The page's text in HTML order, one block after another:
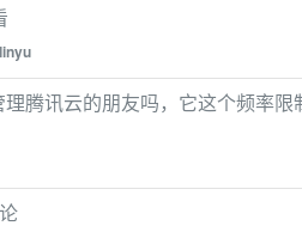
理腾讯云的朋友吗，它这个频率